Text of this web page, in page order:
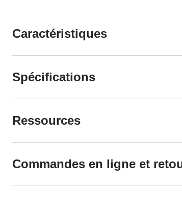
Caractéristiques
Spécifications
Ressources
Commandes en ligne et